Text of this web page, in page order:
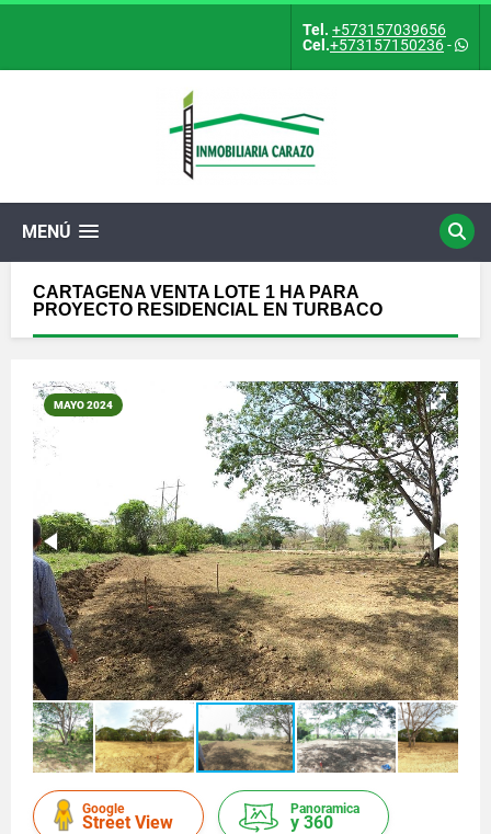
Tel. +573157039656
Cel.+573157150236-
MENÚ
CARTAGENA VENTA LOTE 1 HA PARA
PROYECTO RESIDENCIAL EN TURBACO
MAYO 2024
Google
Street View
Panoramica
y 360